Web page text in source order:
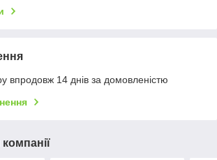
впродовж 14 днів за домовленістю